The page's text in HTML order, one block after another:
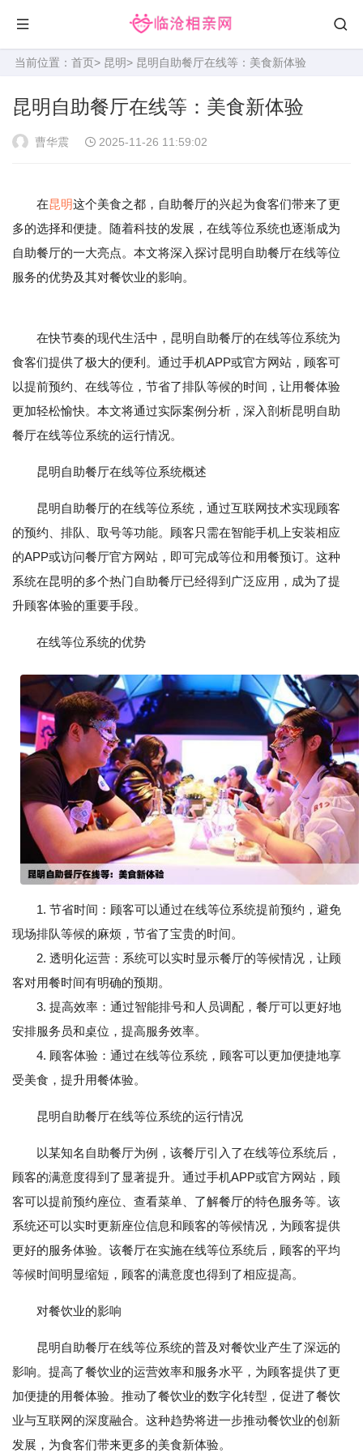
当前位置： 首页> 昆明> 昆明自助餐厅在线等：美食新体验
昆明自助餐厅在线等：美食新体验
曹华震 2025-11-26 11:59:02
在昆明这个美食之都，自助餐厅的兴起为食客们带来了更
多的选择和便捷。随着科技的发展，在线等位系统也逐渐成为
自助餐厅的一大亮点。本文将深入探讨昆明自助餐厅在线等位
服务的优势及其对餐饮业的影响。
在快节奏的现代生活中，昆明自助餐厅的在线等位系统为
食客们提供了极大的便利。通过手机APP或官方网站，顾客可
以提前预约、在线等位，节省了排队等候的时间，让用餐体验
更加轻松愉快。本文将通过实际案例分析，深入剖析昆明自助
餐厅在线等位系统的运行情况。
昆明自助餐厅在线等位系统概述
昆明自助餐厅的在线等位系统，通过互联网技术实现顾客
的预约、排队、取号等功能。顾客只需在智能手机上安装相应
的APP或访问餐厅官方网站，即可完成等位和用餐预订。这种
系统在昆明的多个热门自助餐厅已经得到广泛应用，成为了提
升顾客体验的重要手段。
在线等位系统的优势
1. 节省时间：顾客可以通过在线等位系统提前预约，避免
现场排队等候的麻烦，节省了宝贵的时间。
2. 透明化运营：系统可以实时显示餐厅的等候情况，让顾
客对用餐时间有明确的预期。
3. 提高效率：通过智能排号和人员调配，餐厅可以更好地
安排服务员和桌位，提高服务效率。
4. 顾客体验：通过在线等位系统，顾客可以更加便捷地享
受美食，提升用餐体验。
昆明自助餐厅在线等位系统的运行情况
以某知名自助餐厅为例，该餐厅引入了在线等位系统后，
顾客的满意度得到了显著提升。通过手机APP或官方网站，顾
客可以提前预约座位、查看菜单、了解餐厅的特色服务等。该
系统还可以实时更新座位信息和顾客的等候情况，为顾客提供
更好的服务体验。该餐厅在实施在线等位系统后，顾客的平均
等候时间明显缩短，顾客的满意度也得到了相应提高。
对餐饮业的影响
昆明自助餐厅在线等位系统的普及对餐饮业产生了深远的
影响。提高了餐饮业的运营效率和服务水平，为顾客提供了更
加便捷的用餐体验。推动了餐饮业的数字化转型，促进了餐饮
业与互联网的深度融合。这种趋势将进一步推动餐饮业的创新
发展，为食客们带来更多的美食新体验。